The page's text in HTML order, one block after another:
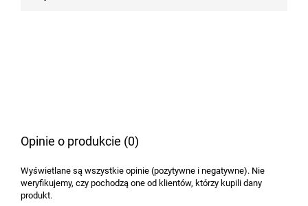
Opinie o produkcie (0)
Wyświetlane są wszystkie opinie (pozytywne i negatywne). Nie
weryfikujemy, czy pochodzą one od klientów, którzy kupili dany
produkt.